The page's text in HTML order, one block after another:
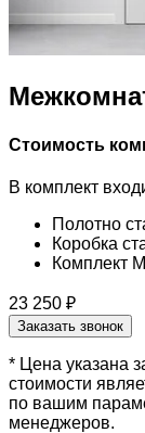
Стоимость
В комплект
Полотно
Коробка
Комплект
23 250 ₽
Заказать звонок
* Цена указана
стоимости
по вашим
менеджеров.